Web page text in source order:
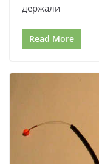
держали
Read More